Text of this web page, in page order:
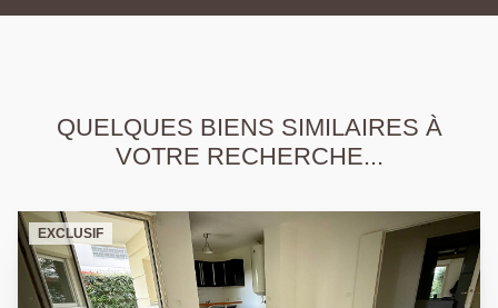
QUELQUES BIENS SIMILAIRES À
VOTRE RECHERCHE...
EXCLUSIF